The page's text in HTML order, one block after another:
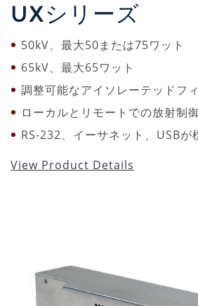
UXシリーズ
50kV、最大50または75ワット
65kV、最大65ワット
調整可能なアイソレーテッドフ
ローカルとリモートでの放射制御
RS-232、イーサネット、USBが
View Product Details